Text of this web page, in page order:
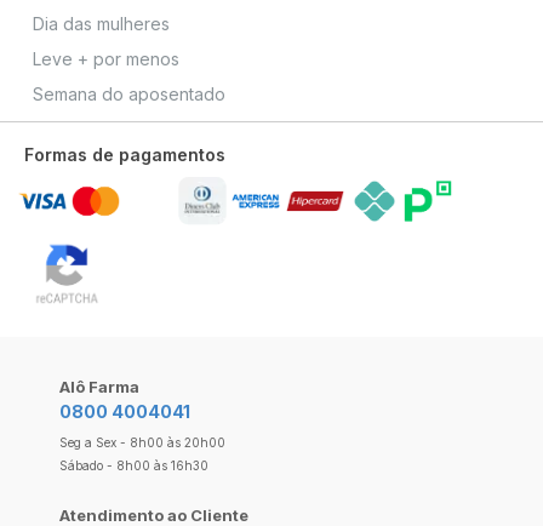
Dia das mulheres
Leve + por menos
Semana do aposentado
Formas de pagamentos
Alô Farma
0800 4004041
Seg a Sex - 8h00 às 20h00
Sábado - 8h00 às 16h30
Atendimento ao Cliente